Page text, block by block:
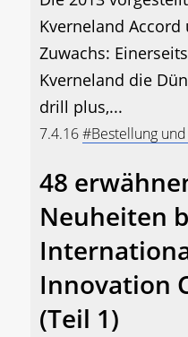
Kverneland
Zuwachs:
Kverneland die
drill plus,...
7.4.16#Bestellung und
48
Neuheiten
Innovation
(Teil 1)